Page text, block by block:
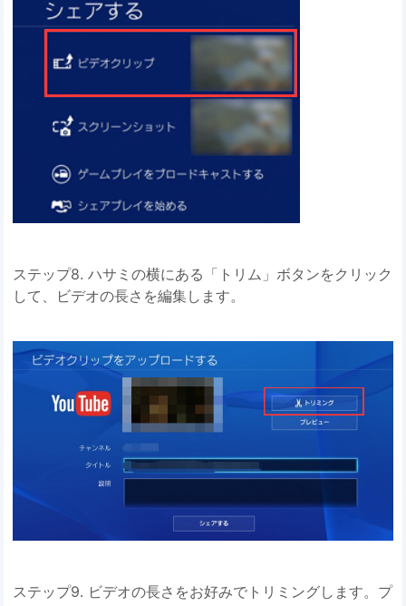
ステップ8. ハサミの横にある「トリム」ボタンをクリック
して、ビデオの長さを編集します。
ステップ9. ビデオの長さをお好みでトリミングします。プ